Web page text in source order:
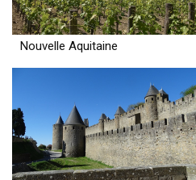
Nouvelle Aquitaine